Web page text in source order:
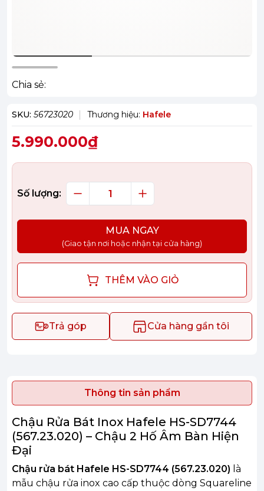
Chia sẻ:
SKU: 56723020 Thương hiệu: Hafele
5.990.000₫
Số lượng:
MUA NGAY
(Giao tận nơi hoặc nhận tại cửa hàng)
THÊM VÀO GIỎ
Trả góp Cửa hàng gần tôi
Thông tin sản phẩm
Chậu Rửa Bát Inox Hafele HS-SD7744
(567.23.020) – Chậu 2 Hố Âm Bàn Hiện
Đại
Chậu rửa bát Hafele HS-SD7744 (567.23.020) là
mẫu chậu rửa inox cao cấp thuộc dòng Squareline